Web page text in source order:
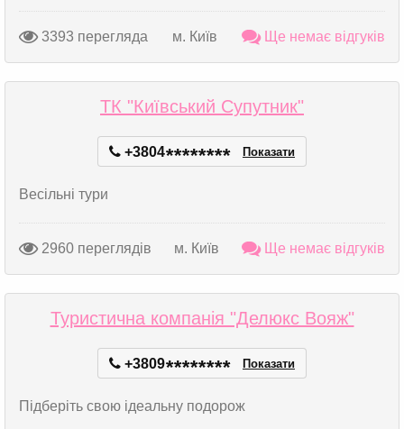
3393 перегляда м. Київ Ще немає відгуків
ТК "Київський Супутник"
+3804******** Показати
Весільні тури
2960 переглядів м. Київ Ще немає відгуків
Туристична компанія "Делюкс Вояж"
+3809******** Показати
Підберіть свою ідеальну подорож